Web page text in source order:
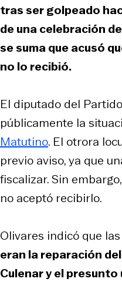
tras ser golpeado
de una celebración
se suma que acusó
no lo recibió.
El diputado del
públicamente la
Matutino. El otrora
previo aviso, ya que
fiscalizar. Sin
no aceptó recibirlo.
Olivares indicó que
eran la reparación
Culenar y el